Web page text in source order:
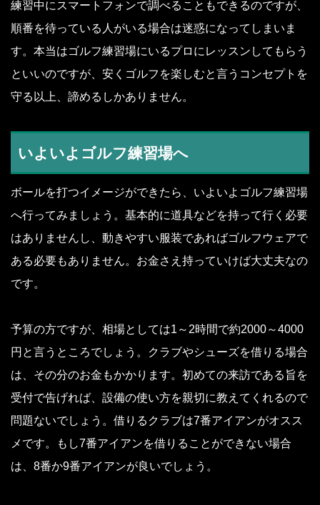
練習中にスマートフォンで調べることもできるのですが、
順番を待っている人がいる場合は迷惑になってしまいま
す。本当はゴルフ練習場にいるプロにレッスンしてもらう
といいのですが、安くゴルフを楽しむと言うコンセプトを
守る以上、諦めるしかありません。
いよいよゴルフ練習場へ
ボールを打つイメージができたら、いよいよゴルフ練習場
へ行ってみましょう。基本的に道具などを持って行く必要
はありませんし、動きやすい服装であればゴルフウェアで
ある必要もありません。お金さえ持っていけば大丈夫なの
です。
予算の方ですが、相場としては1～2時間で約2000～4000
円と言うところでしょう。クラブやシューズを借りる場合
は、その分のお金もかかります。初めての来訪である旨を
受付で告げれば、設備の使い方を親切に教えてくれるので
問題ないでしょう。借りるクラブは7番アイアンがオスス
メです。もし7番アイアンを借りることができない場合
は、8番か9番アイアンが良いでしょう。